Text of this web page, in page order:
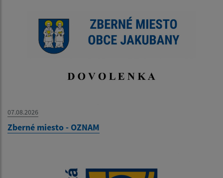
07.08.2026
Zberné miesto - OZNAM